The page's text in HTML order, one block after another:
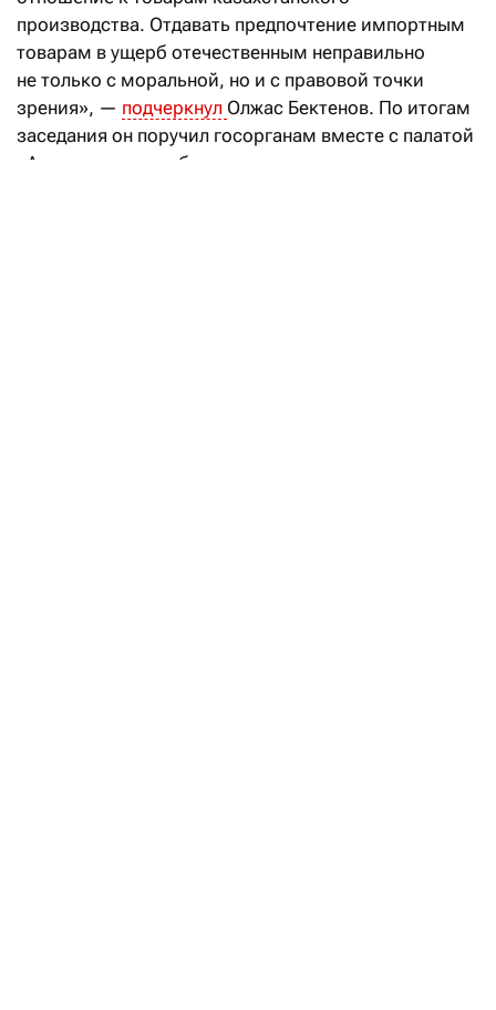
производства. Отдавать предпочтение импортным
товарам в ущерб отечественным неправильно
не только с моральной, но и с правовой точки
зрения», — подчеркнул Олжас Бектенов. По итогам
заседания он поручил госорганам вместе с палатой
«Атамекен» разработать механизмы